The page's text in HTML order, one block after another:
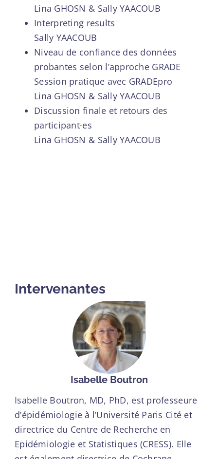
Lina GHOSN & Sally YAACOUB
Interpreting results
Sally YAACOUB
Niveau de confiance des données
probantes selon l’approche GRADE
Session pratique avec GRADEpro
Lina GHOSN & Sally YAACOUB
Discussion finale et retours des
participant·es
Lina GHOSN & Sally YAACOUB
Intervenantes
Isabelle Boutron
Isabelle Boutron, MD, PhD, est professeure
d’épidémiologie à l’Université Paris Cité et
directrice du Centre de Recherche en
Epidémiologie et Statistiques (CRESS). Elle